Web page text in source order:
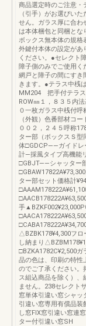
商品選定時のご注意・
（引手）がお選びい
せん。ガラス厚に合わ
は本体梱包と同梱とな
ボックス無本体の規格
外鍵付本体の設定があ
ください。●セレクト
障子側のみでご使用く
網戸と障子の間にす
きます。●テラス中桟
MM204 把手付テラス
ROW㎜１，８３５内
０一枚ガラス中桟付
（外観）色番部材コ
００２，２４５呼称
ター部（ボックスＳ
体□GDCP――ガイドレ
計―採風タイプ高機能
□GBJT――シャッター
ター部セット価格計
手
△BZBK178¥4,300フ
し納まり
□BZKA1782C¥2,500
品の色は、印刷の特性
のでご了承ください。
ス組込商品を除く）、
ません。238セレクト
窓単体引違い窓シャッ
引違い窓専用有償品装
し窓FIX窓引違い窓連
ター付引違い窓SH